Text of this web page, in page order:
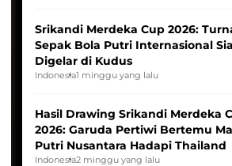
Srikandi Merdeka Cup 2026:
Sepak Bola Putri Internasional
Digelar di Kudus
Indonesia1 minggu yang lalu
Hasil Drawing Srikandi Merdeka
2026: Garuda Pertiwi Bertemu
Putri Nusantara Hadapi Thailand
Indonesia2 minggu yang lalu